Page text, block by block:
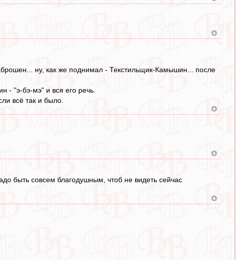
ну, как же поднимал - Текстильщик-Камышин... после
- "э-бэ-мэ" и вся его речь.
всё так и было.
быть совсем благодушным, чтоб не видеть сейчас